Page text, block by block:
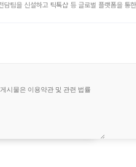
담팀을 신설하고 틱톡샵 등 글로벌 플랫폼을 통